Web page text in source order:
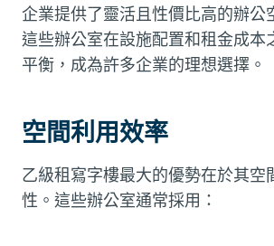
企業提供了靈活且性價比高的辦公
這些辦公室在設施配置和租金成本
平衡，成為許多企業的理想選擇。
空間利用效率
乙級租寫字樓最大的優勢在於其空
性。這些辦公室通常採用：